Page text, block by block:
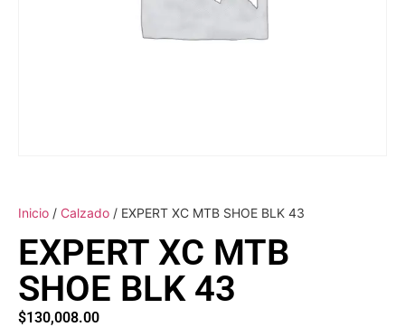
Inicio / Calzado / EXPERT XC MTB SHOE BLK 43
EXPERT XC MTB
SHOE BLK 43
$130,008.00